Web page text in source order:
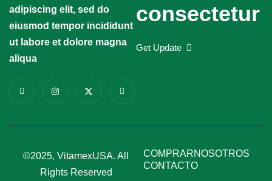
adipiscing elit, sed do
eiusmod tempor incididunt
ut labore et dolore magna
aliqua
consectetur
Get Update
©2025, VitamexUSA. All
Rights Reserved
COMPRARNOSOTROS
CONTACTO